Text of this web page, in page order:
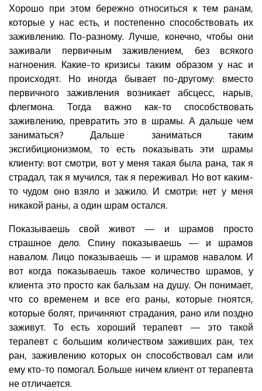
Хорошо при этом бережно относиться к тем ранам,
которые у нас есть, и постепенно способствовать их
заживлению. По-разному. Лучше, конечно, чтобы они
заживали первичным заживлением, без всякого
нагноения. Какие-то кризисы таким образом у нас и
происходят. Но иногда бывает по-другому: вместо
первичного заживления возникает абсцесс, нарыв,
флегмона. Тогда важно как-то способствовать
заживлению, превратить это в шрамы. А дальше чем
заниматься? Дальше заниматься таким
эксгибиционизмом, то есть показывать эти шрамы
клиенту: вот смотри, вот у меня такая была рана, так я
страдал, так я мучился, так я переживал. Но вот каким-
то чудом оно взяло и зажило. И смотри: нет у меня
никакой раны, а один шрам остался.
Показываешь свой живот — и шрамов просто
страшное дело. Спину показываешь — и шрамов
навалом. Лицо показываешь — и шрамов навалом. И
вот когда показываешь такое количество шрамов, у
клиента это просто как бальзам на душу. Он понимает,
что со временем и все его раны, которые гноятся,
которые болят, причиняют страдания, рано или поздно
заживут. То есть хороший терапевт — это такой
терапевт с большим количеством заживших ран, тех
ран, заживлению которых он способствовал сам или
ему кто-то помогал. Больше ничем клиент от терапевта
не отличается.